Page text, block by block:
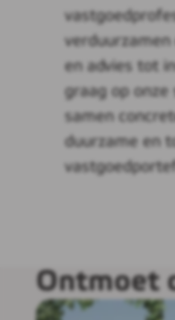
verduurzamen
en advies tot
graag op onze
samen
duurzame en
Ontmoet